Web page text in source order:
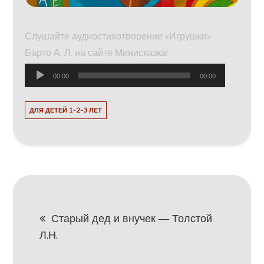
Слушайте аудиостихотворение «Игрушки»
Барто А. Л. на сайте Минисказка!
Аудиоплеер
00:00 00:00
ДЛЯ ДЕТЕЙ 1-2-3 ЛЕТ
Навигация
по
Старый дед и внучек — Толстой
Л.Н.